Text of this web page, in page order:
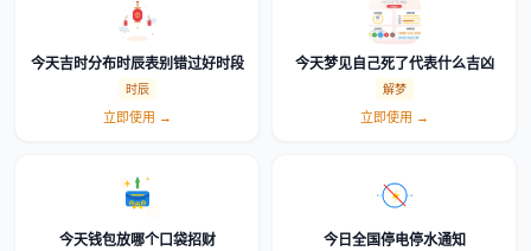
今天吉时分布时辰表别错过好时段
时辰
立即使用 →
今天梦见自己死了代表什么吉凶
解梦
立即使用 →
今天钱包放哪个口袋招财 今日全国停电停水通知